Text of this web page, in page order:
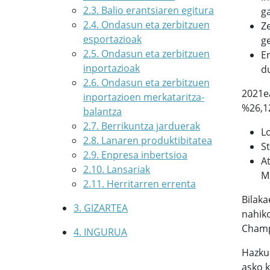
2.3. Balio erantsiaren egitura
2.4. Ondasun eta zerbitzuen
esportazioak
2.5. Ondasun eta zerbitzuen
inportazioak
2.6. Ondasun eta zerbitzuen
inportazioen merkataritza-
balantza
2.7. Berrikuntza jarduerak
2.8. Lanaren produktibitatea
2.9. Enpresa inbertsioa
2.10. Lansariak
2.11. Herritarren errenta
3. GIZARTEA
4. INGURUA
asko